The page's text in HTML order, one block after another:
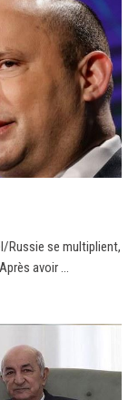
Russie se multiplient,
avoir ...